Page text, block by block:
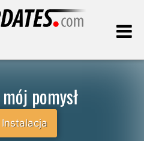
pomysł
Instalacja